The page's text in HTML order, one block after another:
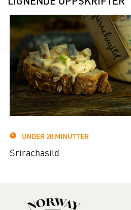
LIGNENDE OPPSKRIFTER
UNDER 20 MINUTTER
Srirachasild